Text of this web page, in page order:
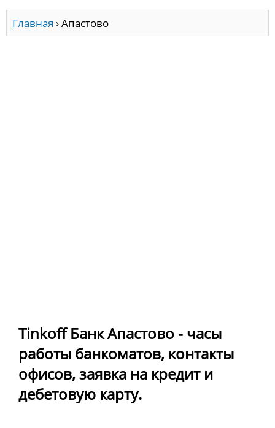
Главная ›Апастово
Tinkoff Банк Апастово - часы
работы банкоматов, контакты
офисов, заявка на кредит и
дебетовую карту.